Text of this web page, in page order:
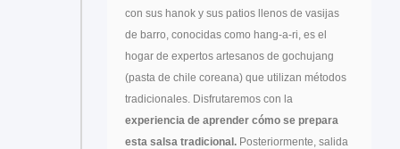
con sus hanok y sus patios llenos de vasijas
de barro, conocidas como hang-a-ri, es el
hogar de expertos artesanos de gochujang
(pasta de chile coreana) que utilizan métodos
tradicionales. Disfrutaremos con la
experiencia de aprender cómo se prepara
esta salsa tradicional. Posteriormente, salida